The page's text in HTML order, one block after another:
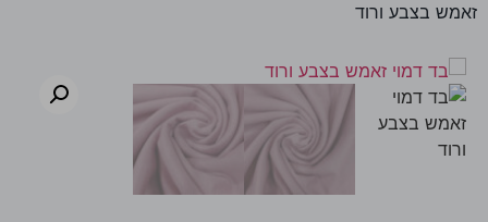
זאמש בצבע ורוד